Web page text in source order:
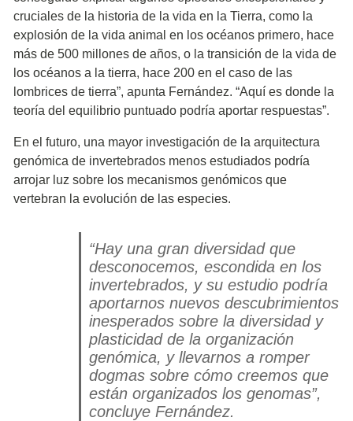
cruciales de la historia de la vida en la Tierra, como la
explosión de la vida animal en los océanos primero, hace
más de 500 millones de años, o la transición de la vida de
los océanos a la tierra, hace 200 en el caso de las
lombrices de tierra”, apunta Fernández. “Aquí es donde la
teoría del equilibrio puntuado podría aportar respuestas”.
En el futuro, una mayor investigación de la arquitectura
genómica de invertebrados menos estudiados podría
arrojar luz sobre los mecanismos genómicos que
vertebran la evolución de las especies.
“Hay una gran diversidad que
desconocemos, escondida en los
invertebrados, y su estudio podría
aportarnos nuevos descubrimientos
inesperados sobre la diversidad y
plasticidad de la organización
genómica, y llevarnos a romper
dogmas sobre cómo creemos que
están organizados los genomas”,
concluye Fernández.